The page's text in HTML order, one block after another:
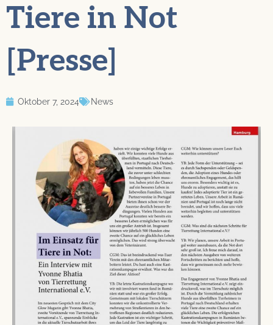
Tiere in Not
[Presse]
Oktober 7, 2024 News